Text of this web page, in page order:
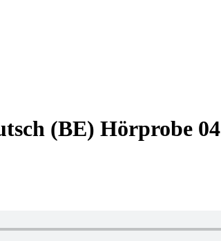
(BE) Hörprobe 04